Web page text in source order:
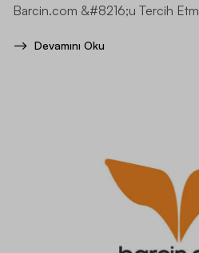
Barcin.com &#8216;u Tercih
Devamını Oku